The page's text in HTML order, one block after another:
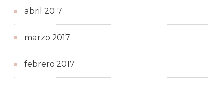
abril 2017
marzo 2017
febrero 2017